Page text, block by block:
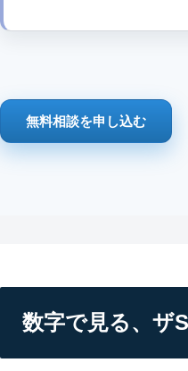
無料相談を申し込む
数字で見る、ザ